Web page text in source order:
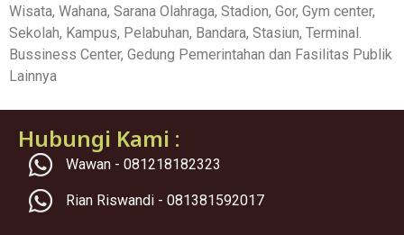
Wisata, Wahana, Sarana Olahraga, Stadion, Gor, Gym center,
Sekolah, Kampus, Pelabuhan, Bandara, Stasiun, Terminal.
Bussiness Center, Gedung Pemerintahan dan Fasilitas Publik
Lainnya
Hubungi Kami :
Wawan - 081218182323
Rian Riswandi - 081381592017